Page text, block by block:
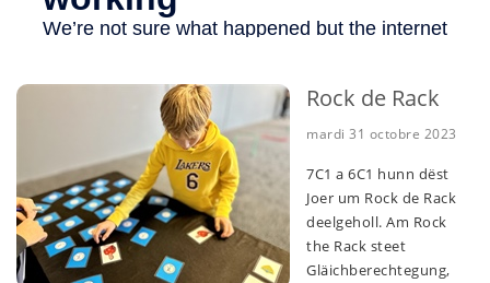
Rock de Rack
mardi 31 octobre 2023
7C1 a 6C1 hunn dëst
Joer um Rock de Rack
deelgeholl. Am Rock
the Rack steet
Gläichberechtegung,